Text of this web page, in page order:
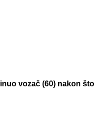
vozač (60) nakon što